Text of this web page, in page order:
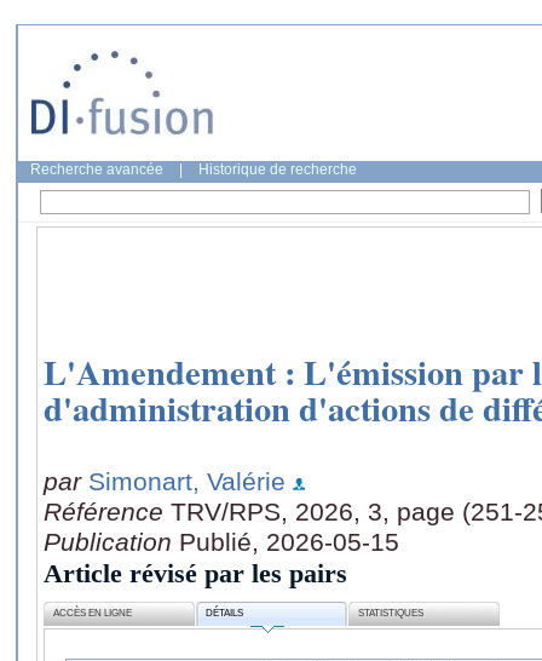
Recherche avancée Historique de recherche
L'Amendement : L'émission par
d'administration d'actions de
par Simonart, Valérie
Référence TRV/RPS, 2026, 3, page (251-
Publication Publié, 2026-05-15
Article révisé par les pairs
ACCÈS EN LIGNE DÉTAILS STATISTIQUES